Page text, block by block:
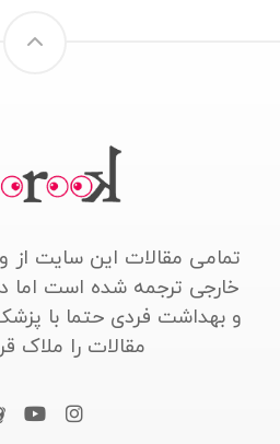
تمامی مقالات این سایت
خارجی ترجمه شده است اما
و بهداشت فردی حتما با
مقالات را ملاک